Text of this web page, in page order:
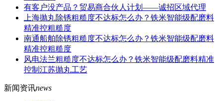
有客户没产品？贸易商合伙人计划——诚招区域代理
上海抛丸除锈粗糙度不达标怎么办？铁米智能级配磨料
精准控粗糙度
南通船舶除锈粗糙度不达标怎么办？铁米智能级配磨料
精准控粗糙度
风电法兰粗糙度不达标怎么办？铁米智能级配磨料精准
控制江苏抛丸工艺
新闻资讯news